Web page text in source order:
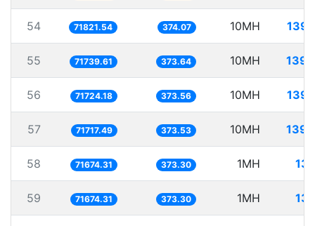
54 71821.54 374.07 10MH
55 71739.61 373.64 10MH
56 71724.18 373.56 10MH
57 71717.49 373.53 10MH
58 71674.31 373.30 1MH
59 71674.31 373.30 1MH